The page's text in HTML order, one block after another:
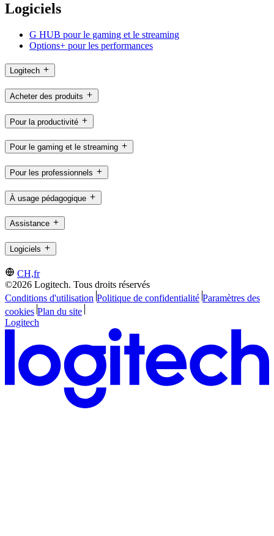
Logiciels
G HUB pour le gaming et le streaming
Options+ pour les performances
Logitech
Acheter des produits
Pour la productivité
Pour le gaming et le streaming
Pour les professionnels
À usage pédagogique
Assistance
Logiciels
CH,fr
©2026 Logitech. Tous droits réservés
Conditions d'utilisation Politique de confidentialité Paramètres des
cookies Plan du site
Logitech